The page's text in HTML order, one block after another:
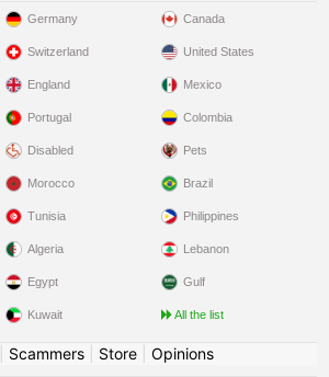
Germany
Switzerland
England
Portugal
Disabled
Canada
United States
Mexico
Colombia
Pets
Morocco
Tunisia
Algeria
Egypt
Kuwait
Brazil
Philippines
Lebanon
Gulf
All the list
Scammers| Store| Opinions